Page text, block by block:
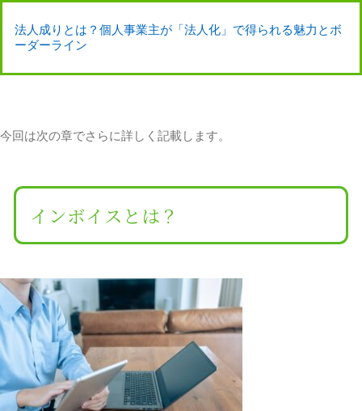
法人成りとは？個人事業主が「法人化」で得られる魅力とボ
ーダーライン
今回は次の章でさらに詳しく記載します。
インボイスとは？